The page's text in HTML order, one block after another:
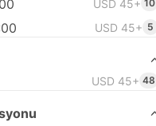
USD 45+ 10
USD 45+ 5
USD 45+ 48